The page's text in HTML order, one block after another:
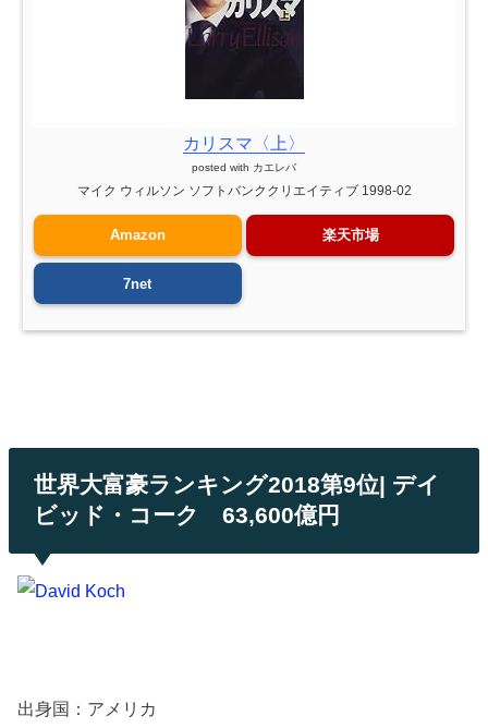
カリスマ〈上〉
posted with カエレバ
マイク ウィルソン ソフトバンククリエイティブ 1998-02
Amazon 楽天市場
7net
世界大富豪ランキング2018第9位| デイ
ビッド・コーク 63,600億円
出身国：アメリカ